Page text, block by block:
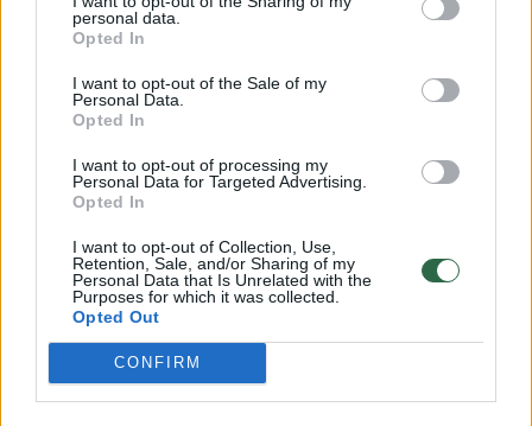
personal data.
Opted In
I want to opt-out of the Sale of my
Personal Data.
Opted In
I want to opt-out of processing my
Personal Data for Targeted Advertising.
Opted In
I want to opt-out of Collection, Use,
Retention, Sale, and/or Sharing of my
Personal Data that Is Unrelated with the
Purposes for which it was collected.
Opted Out
CONFIRM
tai šis skaičius tikrai yra perkopęs 20. Tuo
metu „Black Flag“ buvo išleistas 2013 metais,
iš pradžių jis buvo skirtas „PlayStation 3“
kartos konsolėms, o vėliau buvo sklandžiai ir
gražiai perkeltas į „PlayStation 4“, asmeninius
kompiuterius bei visas susijusios kartos
Mano asmenine nuomone tai – pats
originaliausias visos serijos žaidimas, nes
kūrėjai turėjo daugiausiai laisvės
pademonstruoti savo fantaziją ir